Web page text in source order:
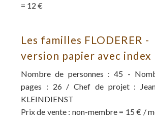
= 12 €
Les familles FLODERER -
version papier avec index
Nombre de personnes : 45 -
pages : 26 / Chef de projet :
KLEINDIENST
Prix de vente : non-membre = 15 € /